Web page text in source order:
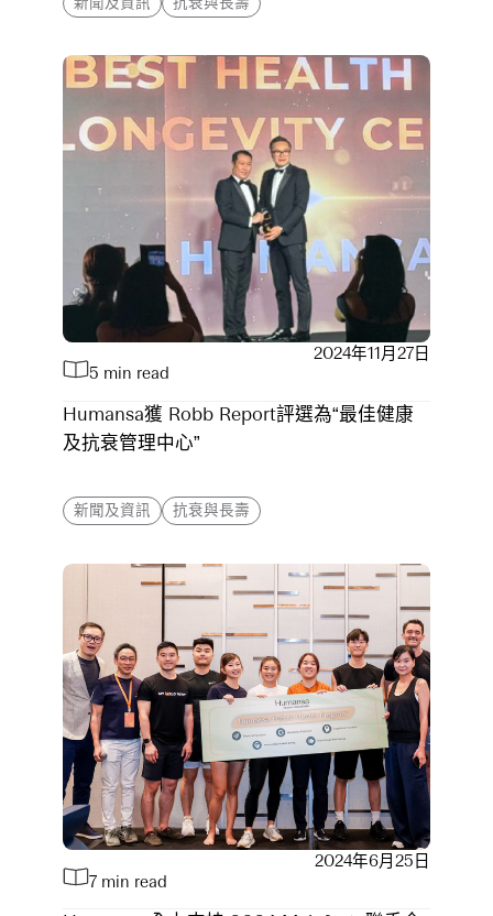
新聞及資訊 抗衰與長壽
5 min read
2024年11月27日
Humansa獲 Robb Report評選為“最佳健康
及抗衰管理中心”
新聞及資訊 抗衰與長壽
7 min read
2024年6月25日